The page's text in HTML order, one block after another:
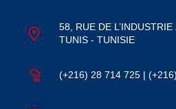
58, RUE DE
TUNIS - TUNISIE
(+216) 28 714 725 |